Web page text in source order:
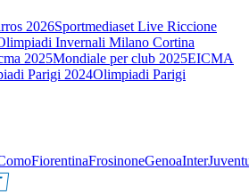
2026Sportmediaset Live Riccione
Invernali Milano Cortina
2025Mondiale per club 2025EICMA
Parigi 2024Olimpiadi Parigi
FiorentinaFrosinoneGenoaInter